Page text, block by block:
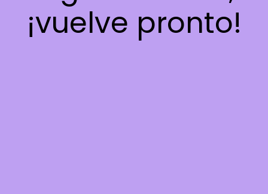
¡vuelve pronto!